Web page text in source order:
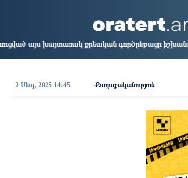
Los Angeles
14:35
Beijing
05:35
քրեական գործընթացը իշխանության կողմից
2 Սեպ, 2025 14:45 Քաղաքականություն